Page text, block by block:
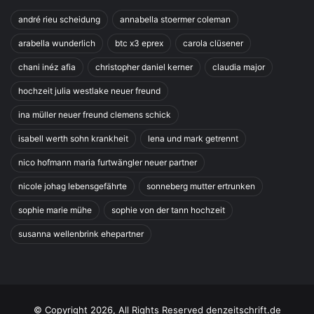
andré rieu scheidung annabella stoermer coleman
arabella wunderlich btc x3 eprex carola clüsener
chani inéz afia christopher daniel kerner claudia major
hochzeit julia westlake neuer freund
ina müller neuer freund clemens schick
isabell werth sohn krankheit lena und mark getrennt
nico hofmann maria furtwängler neuer partner
nicole johag lebensgefährte sonneberg mutter ertrunken
sophie marie mühe sophie von der tann hochzeit
susanna wellenbrink ehepartner
© Copyright 2026, All Rights Reserved denzeitschrift.de